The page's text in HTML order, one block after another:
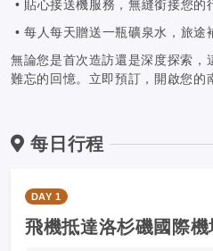
• 貼心接送機服務，無縫銜接您的
• 每人每天贈送一瓶礦泉水，旅途
無論您是首次造訪還是深度探索，
難忘的回憶。立即預訂，開啟您的
每日行程
DAY 1
飛機抵達洛杉磯國際